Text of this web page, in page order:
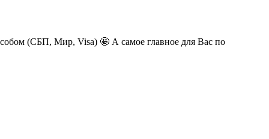
(СБП, Мир, Visa) 🤩 А самое главное для Вас по